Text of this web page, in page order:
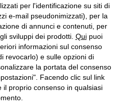
Diritto di recesso
i diritti riservati.
legale: via Adua 33 - 13855
P.I. 01939830020, Reg. Imprese di
BI - 171345, N. Reg. Pile:
IT08020000002105 Capitale
soggetta all'attività di direzione
-Verwaltungsgesellschaft
per l'identificazione su siti di
e-mail pseudonimizzati), per la
di annunci e contenuti, per
sviluppi dei prodotti. Quipuoi
informazioni sul consenso
revocarlo) e sulle opzioni di
la portata del consenso
Facendo clic sul link
il proprio consenso in qualsiasi